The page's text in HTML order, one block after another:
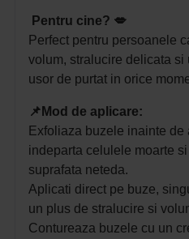
Pentru cine? 💋
Perfect pentru persoanele
volum, stralucire delicata si
usor de purtat in orice
📌Mod de aplicare:
Exfoliaza buzele inainte de
indeparta celulele moarte
suprafata neteda.
Aplicati direct pe buze,
un plus de stralucire si
Contureaza buzele cu un